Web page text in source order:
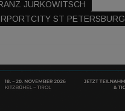
JURKOWITSCH
ST PETERSBURG